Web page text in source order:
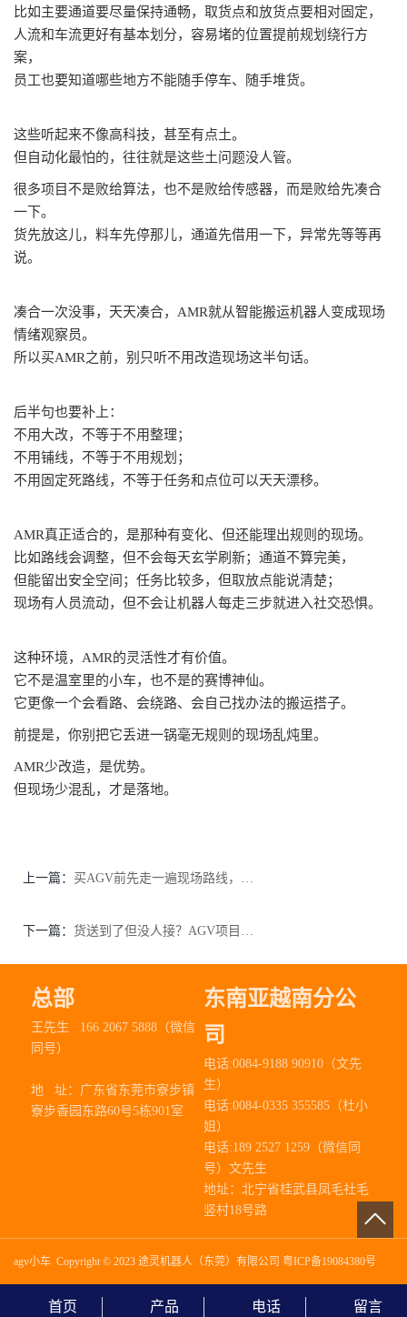
比如主要通道要尽量保持通畅，取货点和放货点要相对固定，
人流和车流更好有基本划分，容易堵的位置提前规划绕行方
案，
员工也要知道哪些地方不能随手停车、随手堆货。
这些听起来不像高科技，甚至有点土。
但自动化最怕的，往往就是这些土问题没人管。
很多项目不是败给算法，也不是败给传感器，而是败给先凑合
一下。
货先放这儿，料车先停那儿，通道先借用一下，异常先等等再
说。
凑合一次没事，天天凑合， AMR就从智能搬运机器人变成现场
情绪观察员。
所以买AMR之前，别只听不用改造现场这半句话。
后半句也要补上：
不用大改，不等于不用整理；
不用铺线，不等于不用规划；
不用固定死路线，不等于任务和点位可以天天漂移。
AMR真正适合的，是那种有变化、但还能理出规则的现场。
比如路线会调整，但不会每天玄学刷新；通道不算完美，
但能留出安全空间；任务比较多，但取放点能说清楚；
现场有人员流动，但不会让机器人每走三步就进入社交恐惧。
这种环境， AMR的灵活性才有价值。
它不是温室里的小车，也不是的赛博神仙。
它更像一个会看路、会绕路、会自己找办法的搬运搭子。
前提是，你别把它丢进一锅毫无规则的现场乱炖里。
AMR少改造，是优势。
但现场少混乱，才是落地。
上一篇：
下一篇：
总部
王先生 166 2067 5888（微信
同号）
地 址： 广东省东莞市寮步镇
寮步香园东路60号5栋901室
东南亚越南分公
司
电话:0084-9188 90910（文先
生）
电话:0084-0335 355585（杜小
姐）
电话:189 2527 1259（微信同
号）文先生
地址：北宁省桂武县凤毛社毛
竖村18号路
agv小车 Copyright © 2023 途灵机器人（东莞）有限公司 粤ICP备19084380号
首页 产品 电话 留言